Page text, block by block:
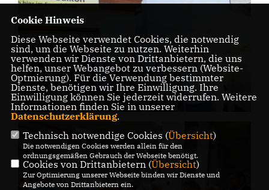
Cookie Hinweis
Diese Webseite verwendet Cookies, die notwendig
sind, um die Webseite zu nutzen. Weiterhin
verwenden wir Dienste von Drittanbietern, die uns
helfen, unser Webangebot zu verbessern (Website-
Optmierung). Für die Verwendung bestimmter
Dienste, benötigen wir Ihre Einwilligung. Ihre
Einwilligung können Sie jederzeit widerrufen. Weitere
Informationen finden Sie in unserer
Datenschutzerklärung.
Technisch notwendige Cookies (Übersicht)
Die notwendigen Cookies werden allein für den
ordnungsgemäßen Gebrauch der Webseite benötigt.
Cookies von Drittanbietern (Übersicht)
Zur Optimierung unserer Webseite binden wir Dienste und
Angebote von Drittanbietern ein.